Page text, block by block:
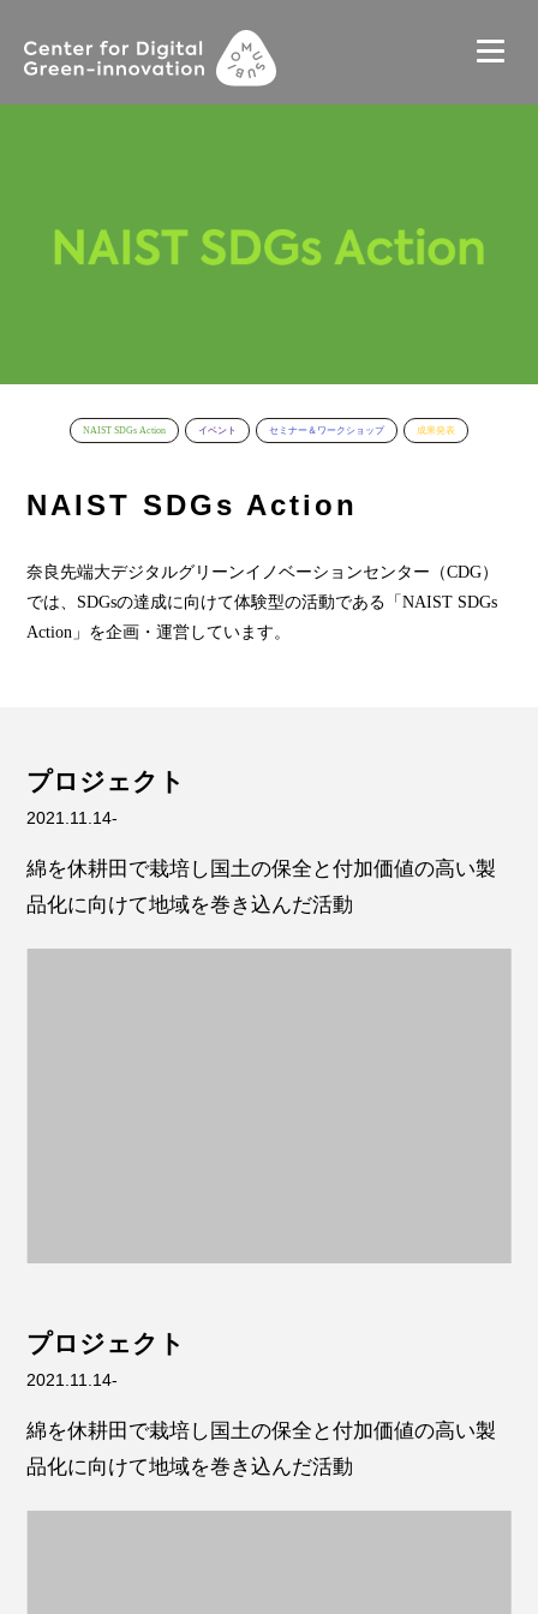
NAIST SDGs Action イベント セミナー＆ワークショップ 成果発表
NAIST SDGs Action
奈良先端大デジタルグリーンイノベーションセンター（CDG）
では、SDGsの達成に向けて体験型の活動である「NAIST SDGs
Action」を企画・運営しています。
プロジェクト
2021.11.14-
綿を休耕田で栽培し国土の保全と付加価値の高い製
品化に向けて地域を巻き込んだ活動
プロジェクト
2021.11.14-
綿を休耕田で栽培し国土の保全と付加価値の高い製
品化に向けて地域を巻き込んだ活動